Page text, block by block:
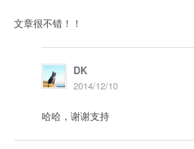
文章很不错！！
DK
2014/12/10
哈哈，谢谢支持